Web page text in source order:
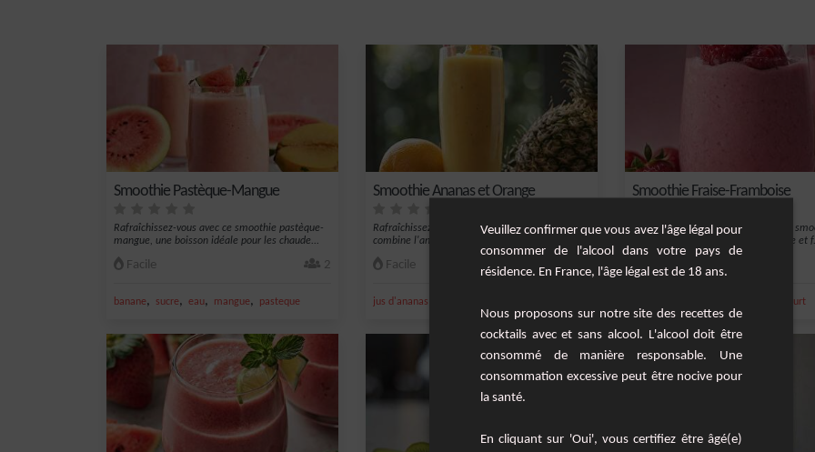
Smoothie Pastèque-Mangue
Rafraîchissez-vous avec ce smoothie pastèque-
mangue, une boisson idéale pour les chaude...
Facile 2
banane, sucre, eau, mangue, pasteque
Smoothie Ananas et Orange
Rafraîchissez-vous avec ce smoothie tropical qui
combine l'ananas juteux avec une touch...
Facile
jus d'ananas
Smoothie Fraise-Framboise
Rafraîchissez-vous avec ce délicieux
fraise-framboise, une boisson légère et
Facile
yaourt
Veuillez confirmer que vous avez l'âge légal pour
consommer de l'alcool dans votre pays de
résidence. En France, l'âge légal est de 18 ans.
Nous proposons sur notre site des recettes de
cocktails avec et sans alcool. L'alcool doit être
consommé de manière responsable. Une
consommation excessive peut être nocive pour
la santé.
En cliquant sur 'Oui', vous certifiez être âgé(e)